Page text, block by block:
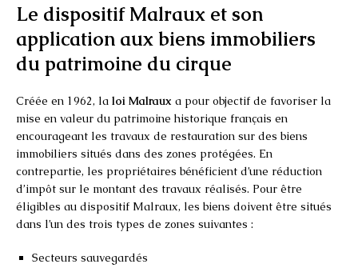
Le dispositif Malraux et son
application aux biens immobiliers
du patrimoine du cirque
Créée en 1962, la loi Malraux a pour objectif de favoriser la
mise en valeur du patrimoine historique français en
encourageant les travaux de restauration sur des biens
immobiliers situés dans des zones protégées. En
contrepartie, les propriétaires bénéficient d’une réduction
d’impôt sur le montant des travaux réalisés. Pour être
éligibles au dispositif Malraux, les biens doivent être situés
dans l’un des trois types de zones suivantes :
Secteurs sauvegardés